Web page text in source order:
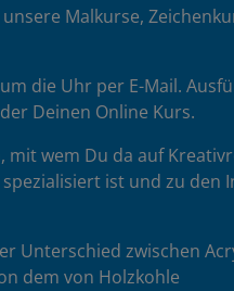
Malkurse,
die Uhr per E-Mail.
Deinen Online Kurs.
mit wem Du da auf
ist und zu den
Unterschied zwischen
dem von Holzkohle